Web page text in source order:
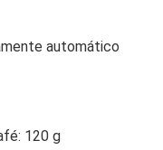
automático
120 g